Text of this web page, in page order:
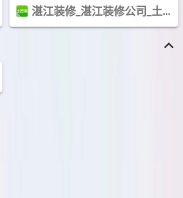
湛江装修_湛江装修公司_土巴兔湛江装修网
keyboard_arrow_up